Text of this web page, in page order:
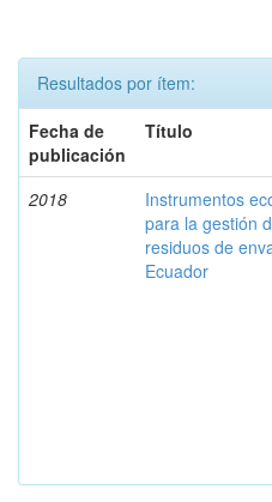
Resultados por ítem:
Fecha de
publicación
Título
2018
Instrumentos
para la gestión
residuos de
Ecuador